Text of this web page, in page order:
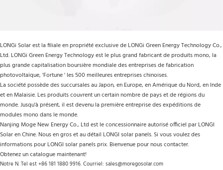
LONGi Solar est la filiale en propriété exclusive de LONGi Green Energy Technology Co.,
Ltd. LONGi Green Energy Technology est le plus grand fabricant de produits mono, la
plus grande capitalisation boursière mondiale des entreprises de fabrication
photovoltaïque, 'Fortune ' les 500 meilleures entreprises chinoises.
La société possède des succursales au Japon, en Europe, en Amérique du Nord, en Inde
et en Malaisie. Les produits couvrent un certain nombre de pays et de régions du
monde. Jusqu'à présent, il est devenu la première entreprise des expéditions de
modules mono dans le monde.
Nanjing Moge New Energy Co., Ltd est le concessionnaire autorisé officiel par LONGI
Solar en Chine. Nous en gros et au détail LONGI solar panels. Si vous voulez des
informations pour LONGI solar panels prix. Bienvenue pour nous contacter.
Obtenez un catalogue maintenant!
Notre N. Tel est +86 181 1880 9916. Courriel: sales@moregosolar.com